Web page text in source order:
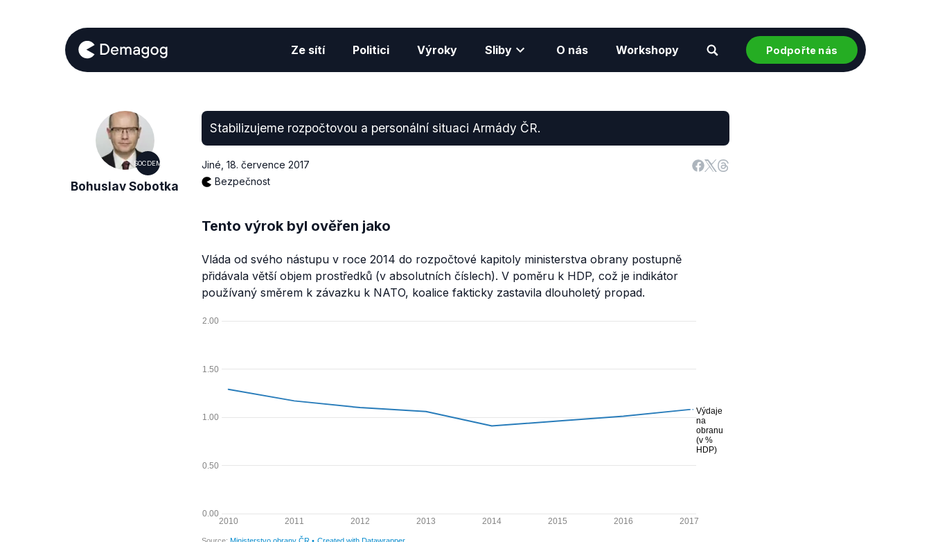
Ze sítí Politici Výroky Sliby O nás Workshopy Podpořte nás
SOCDEM
Bohuslav Sobotka
Stabilizujeme rozpočtovou a personální situaci Armády ČR.
Jiné 18. července 2017
Bezpečnost
Tento výrok byl ověřen jako
Vláda od svého nástupu v roce 2014 do rozpočtové kapitoly ministerstva obrany postupně
přidávala větší objem prostředků (v absolutních číslech). V poměru k HDP, což je indikátor
používaný směrem k závazku k NATO, koalice fakticky zastavila dlouholetý propad.